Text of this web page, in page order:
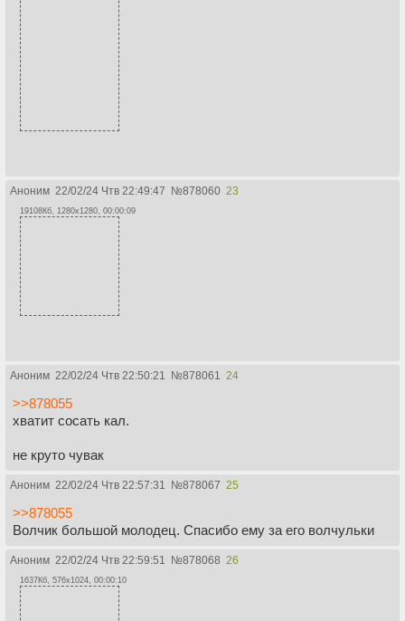
Аноним 22/02/24 Чтв 22:49:47 №878060 23
19108Кб, 1280x1280, 00:00:09
Аноним 22/02/24 Чтв 22:50:21 №878061 24
>>878055
хватит сосать кал.
не круто чувак
Аноним 22/02/24 Чтв 22:57:31 №878067 25
>>878055
Волчик большой молодец. Спасибо ему за его волчульки
Аноним 22/02/24 Чтв 22:59:51 №878068 26
1637Кб, 576x1024, 00:00:10